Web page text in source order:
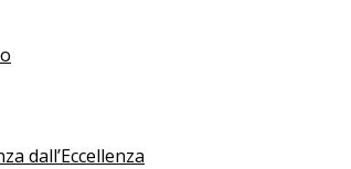
dall’Eccellenza